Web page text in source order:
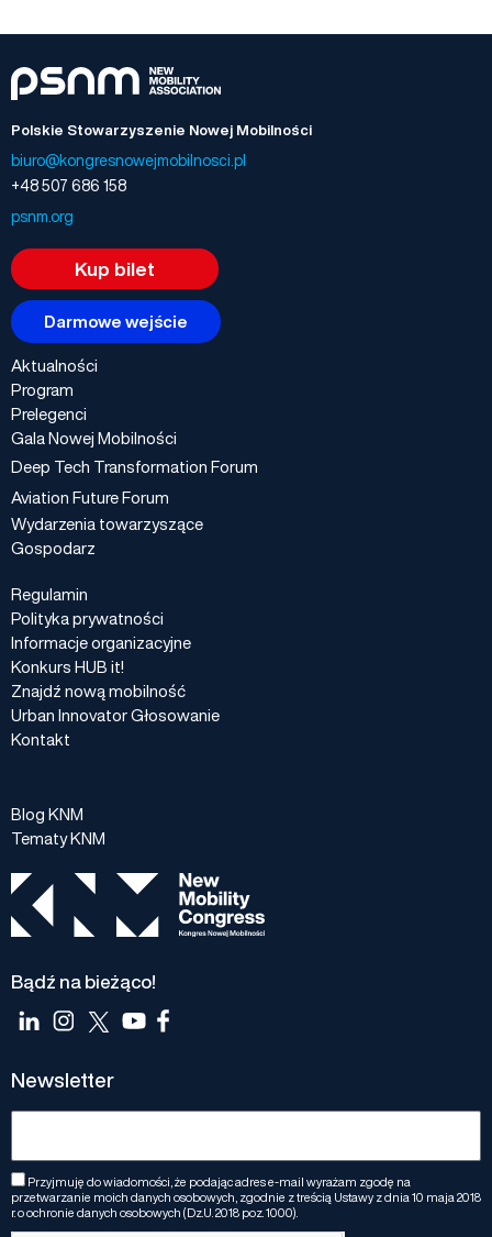
Polskie Stowarzyszenie Nowej Mobilności
biuro@kongresnowejmobilnosci.pl
+48 507 686 158
psnm.org
Kup bilet
Darmowe wejście
Aktualności
Program
Prelegenci
Gala Nowej Mobilności
Deep Tech Transformation Forum
Aviation Future Forum
Wydarzenia towarzyszące
Gospodarz
Regulamin
Polityka prywatności
Informacje organizacyjne
Konkurs HUB it!
Znajdź nową mobilność
Urban Innovator Głosowanie
Kontakt
Blog KNM
Tematy KNM
Bądź na bieżąco!
Newsletter
Przyjmuję do wiadomości, że podając adres e-mail wyrażam zgodę na
przetwarzanie moich danych osobowych, zgodnie z treścią Ustawy z dnia 10 maja 2018
r. o ochronie danych osobowych (Dz.U. 2018 poz. 1000).